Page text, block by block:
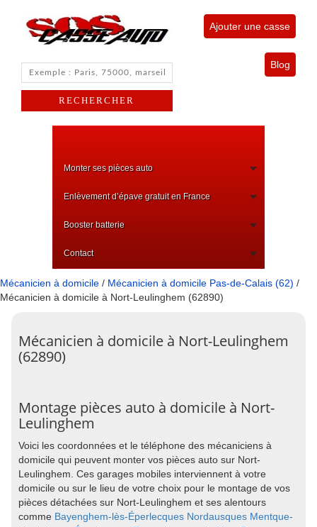
Ajouter une casse
Blog
Monter ses pièces auto
Enlèvement d’épave gratuit en France
Booster batterie
Contact
Mécanicien à domicile / Mécanicien à domicile Pas-de-Calais (62) /
Mécanicien à domicile à Nort-Leulinghem (62890)
Mécanicien à domicile à Nort-Leulinghem
(62890)
Montage pièces auto à domicile à Nort-
Leulinghem
Voici les coordonnées et le téléphone des mécaniciens à
domicile qui peuvent monter vos pièces auto sur Nort-
Leulinghem. Ces garages mobiles interviennent à votre
domicile ou sur le lieu de votre choix pour le montage de vos
pièces détachées sur Nort-Leulinghem et ses alentours
comme Bayenghem-lès-Éperlecques Nordausques Mentque-